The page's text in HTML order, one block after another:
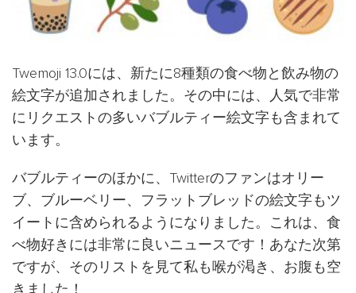
Twemoji 13.0には、新たに8種類の食べ物と飲み物の
絵文字が追加されました。その中には、人気で非常
にリクエストの多いバブルティー絵文字も含まれて
います。
バブルティーのほかに、Twitterのファンはオリー
ブ、ブルーベリー、フラットブレッドの絵文字もツ
イートに含められるようになりました。これは、食
べ物好きには非常に良いニュースです！あなた次第
ですが、そのリストを見て私も喉が渇き、お腹も空
きました！